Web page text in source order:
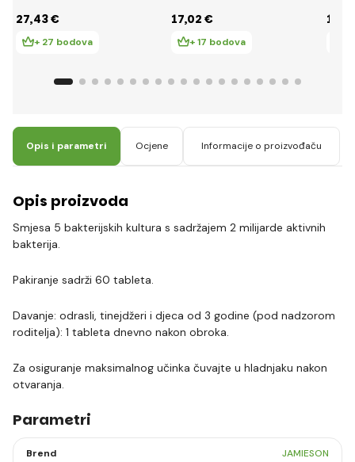
27,43 €
+ 27 bodova
17,02 €
+ 17 bodova
13
Opis i parametri Ocjene Informacije o proizvođaču
Opis proizvoda
Smjesa 5 bakterijskih kultura s sadržajem 2 milijarde aktivnih
bakterija.
Pakiranje sadrži 60 tableta.
Davanje: odrasli, tinejdžeri i djeca od 3 godine (pod nadzorom
roditelja): 1 tableta dnevno nakon obroka.
Za osiguranje maksimalnog učinka čuvajte u hladnjaku nakon
otvaranja.
Parametri
Brend JAMIESON